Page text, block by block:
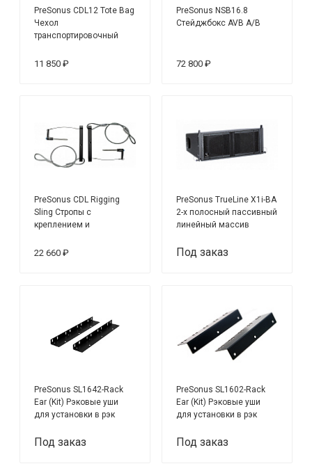
PreSonus CDL12 Tote Bag
Чехол
транспортировочный
11 850 ₽
PreSonus NSB16.8
Стейджбокс AVB A/B
72 800 ₽
PreSonus CDL Rigging
Sling Стропы с
креплением и
для оттяжки одного
22 660 ₽
PreSonus TrueLine X1i-BA
2-х полосный пассивный
линейный массив
Под заказ
PreSonus SL1642-Rack
Ear (Kit) Рэковые уши
для установки в рэк
Под заказ
PreSonus SL1602-Rack
Ear (Kit) Рэковые уши
для установки в рэк
Под заказ